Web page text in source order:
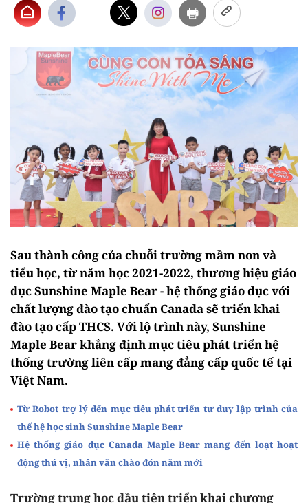
Sau thành công của chuỗi trường mầm non và
tiểu học, từ năm học 2021-2022, thương hiệu giáo
dục Sunshine Maple Bear - hệ thống giáo dục với
chất lượng đào tạo chuẩn Canada sẽ triển khai
đào tạo cấp THCS. Với lộ trình này, Sunshine
Maple Bear khẳng định mục tiêu phát triển hệ
thống trường liên cấp mang đẳng cấp quốc tế tại
Việt Nam.
Từ Robot trợ lý đến mục tiêu phát triển tư duy lập trình của
thế hệ học sinh Sunshine Maple Bear
Hệ thống giáo dục Canada Maple Bear mang đến loạt hoạt
động thú vị, nhân văn chào đón năm mới
Trường trung học đầu tiên triển khai chương